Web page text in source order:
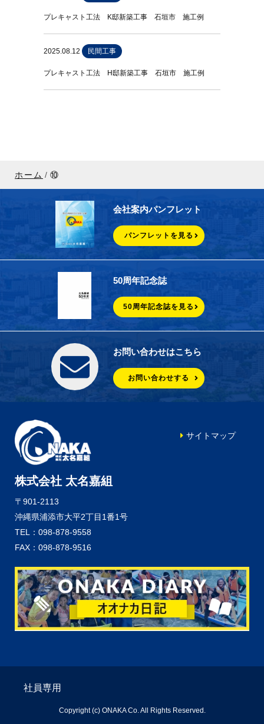
プレキャスト工法 K邸新築工事 石垣市 施工例
2025.08.12 民間工事
プレキャスト工法 H邸新築工事 石垣市 施工例
ホーム ⑩
会社案内パンフレット
パンフレットを見る
50周年記念誌
50周年記念誌を見る
お問い合わせはこちら
お問い合わせする
株式会社 太名嘉組
〒901-2113
沖縄県浦添市大平2丁目1番1号
TEL：098-878-9558
FAX：098-878-9516
サイトマップ
社員専用
Copyright (c) ONAKA Co. All Rights Reserved.